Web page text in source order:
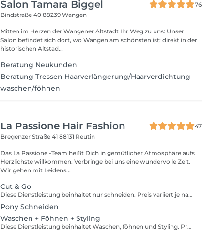
Salon Tamara Biggel
76
Bindstraße 4088239 Wangen
Mitten im Herzen der Wangener Altstadt Ihr Weg zu uns: Unser
Salon befindet sich dort, wo Wangen am schönsten ist: direkt in der
historischen Altstad...
Beratung Neukunden
Beratung Tressen Haarverlängerung/Haarverdichtung
waschen/föhnen
La Passione Hair Fashion
47
Bregenzer Straße 4188131 Reutin
Das La Passione -Team heißt Dich in gemütlicher Atmosphäre aufs
Herzlichste willkommen. Verbringe bei uns eine wundervolle Zeit.
Wir gehen mit Leidens...
Cut & Go
Diese Dienstleistung beinhaltet nur schneiden. Preis variiert je nach Zeit- und Materialaufwand. Haarschnitt ohne Styling: Falls für ein optimales Ergebnis eine Haarwäsche oder ein Styling nötig ist, wird der Termin als regulärer Haarschnitt zum Standartpreis berechnet.
Pony Schneiden
Waschen + Föhnen + Styling
Diese Dienstleistung beinhaltet Waschen, föhnen und Styling. Preis variiert je nach Zeit- und Materialaufwand.